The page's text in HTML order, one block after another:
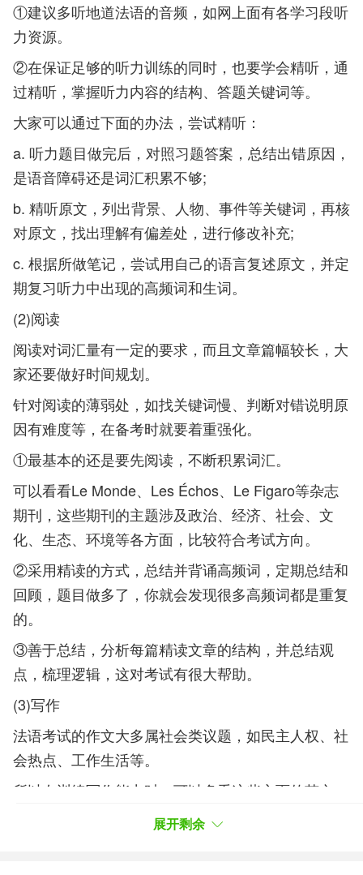
①建议多听地道法语的音频，如网上面有各学习段听
力资源。
②在保证足够的听力训练的同时，也要学会精听，通
过精听，掌握听力内容的结构、答题关键词等。
大家可以通过下面的办法，尝试精听：
a. 听力题目做完后，对照习题答案，总结出错原因，
是语音障碍还是词汇积累不够;
b. 精听原文，列出背景、人物、事件等关键词，再核
对原文，找出理解有偏差处，进行修改补充;
c. 根据所做笔记，尝试用自己的语言复述原文，并定
期复习听力中出现的高频词和生词。
(2)阅读
阅读对词汇量有一定的要求，而且文章篇幅较长，大
家还要做好时间规划。
针对阅读的薄弱处，如找关键词慢、判断对错说明原
因有难度等，在备考时就要着重强化。
①最基本的还是要先阅读，不断积累词汇。
可以看看Le Monde、Les Échos、Le Figaro等杂志
期刊，这些期刊的主题涉及政治、经济、社会、文
化、生态、环境等各方面，比较符合考试方向。
②采用精读的方式，总结并背诵高频词，定期总结和
回顾，题目做多了，你就会发现很多高频词都是重复
的。
③善于总结，分析每篇精读文章的结构，并总结观
点，梳理逻辑，这对考试有很大帮助。
(3)写作
法语考试的作文大多属社会类议题，如民主人权、社
会热点、工作生活等。
所以在训练写作能力时，可以多看这些方面的范文，
背诵一些常用模板，总结并形成自己的行文套路。
展开剩余